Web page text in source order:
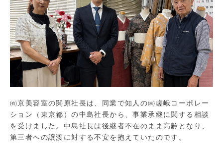
㈲京美容室の関原社長は、同業で知人の㈱嵯峨コーポレー
ション（東京都）の中島社長から、事業承継に関する相談
を受けました。中島社長は後継者不在のまま高齢となり、
第三者への譲渡に対する不安を抱えていたのです。